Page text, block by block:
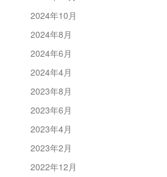
2024年10月
2024年8月
2024年6月
2024年4月
2023年8月
2023年6月
2023年4月
2023年2月
2022年12月